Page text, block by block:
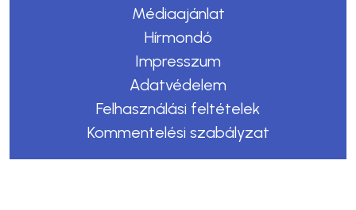
Médiaajánlat
Hírmondó
Impresszum
Adatvédelem
Felhasználási feltételek
Kommentelési szabályzat